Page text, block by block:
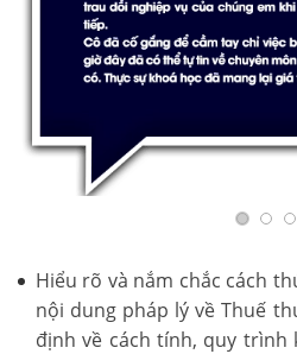
Hiểu rõ và nắm chắc cách
nội dung pháp lý về Thuế
định về cách tính, quy trình